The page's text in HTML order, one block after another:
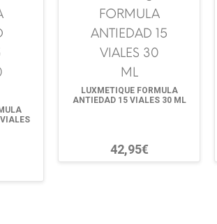
LUXMETIQUE FORMULA
ANTIEDAD 15 VIALES 30 ML
42,95€